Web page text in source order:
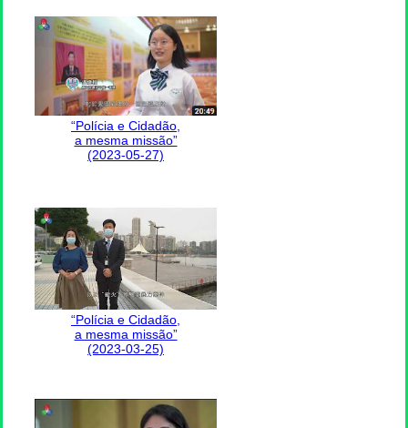
“Polícia e Cidadão,
a mesma missão”
(2023-05-27)
“Polícia e Cidadão,
a mesma missão”
(2023-03-25)